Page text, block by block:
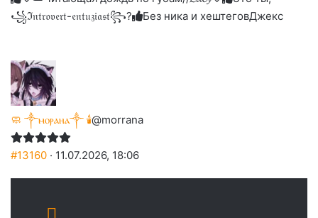
꧁ℑ𝔫𝔱𝔯𝔬𝔳𝔢𝔯𝔱-𝔢𝔫𝔱𝔲𝔷𝔦𝔞𝔰𝔱꧂?
Без ника и хештеговДжекс
🧼 ༒ⲙⲟⲣⲁⲏⲁ༒ 🕯️@morrana
#13160 · 11.07.2026, 18:06